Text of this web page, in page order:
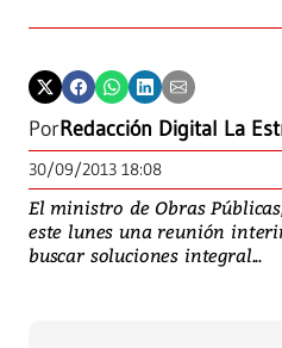
PorRedacción Digital La
30/09/2013 18:08
El ministro de Obras
este lunes una reunión
buscar soluciones integral...